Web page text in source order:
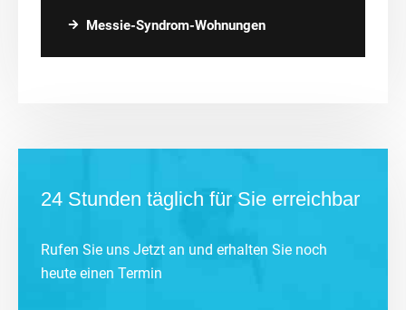
Messie-Syndrom-Wohnungen
24 Stunden täglich für Sie erreichbar
Rufen Sie uns Jetzt an und erhalten Sie noch
heute einen Termin